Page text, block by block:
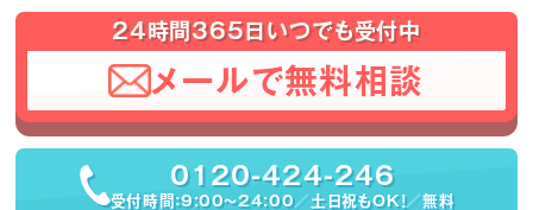
24時間365日いつでも受付中
メールで無料相談
0120-424-246
受付時間：9:00〜24:00／土日祝もOK！／無料